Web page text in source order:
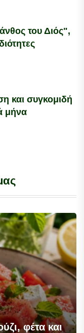
του Διός",
και συγκομιδή
μήνα
φέτα και